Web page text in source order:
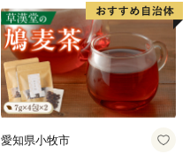
愛知県小牧市